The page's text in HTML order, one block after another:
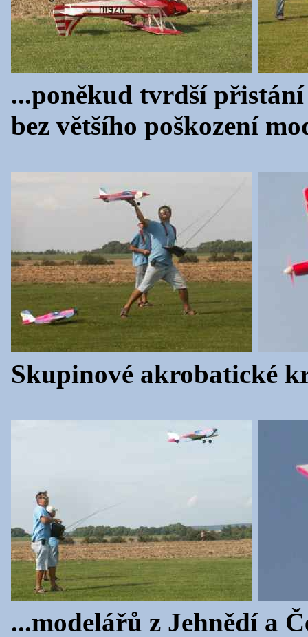
...poněkud tvrdší
bez většího poškození
Skupinové akrobatické
...modelářů z Jehnědí a